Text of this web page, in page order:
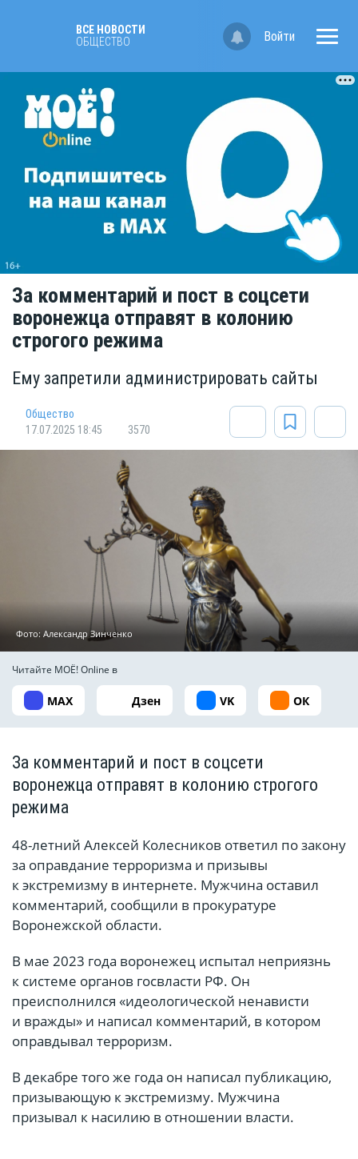
ВСЕ НОВОСТИ
ОБЩЕСТВО
Войти
За комментарий и пост в соцсети
воронежца отправят в колонию
строгого режима
Ему запретили администрировать сайты
Общество
17.07.2025 18:45
3570
Фото: Александр Зинченко
Читайте МОЁ! Online в
MAX Дзен VK ОК
За комментарий и пост в соцсети
воронежца отправят в колонию строгого
режима
48-летний Алексей Колесников ответил по закону
за оправдание терроризма и призывы
к экстремизму в интернете. Мужчина оставил
комментарий, сообщили в прокуратуре
Воронежской области.
В мае 2023 года воронежец испытал неприязнь
к системе органов госвласти РФ. Он
преисполнился «идеологической ненависти
и вражды» и написал комментарий, в котором
оправдывал терроризм.
В декабре того же года он написал публикацию,
призывающую к экстремизму. Мужчина
призывал к насилию в отношении власти.